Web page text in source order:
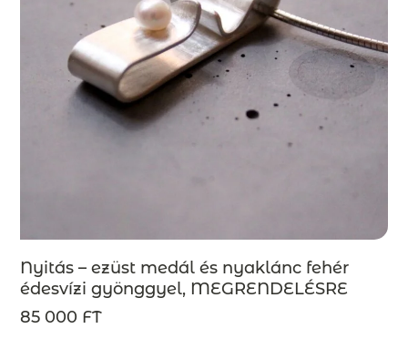
Nyitás – ezüst medál és nyaklánc fehér
édesvízi gyönggyel, MEGRENDELÉSRE
85 000 FT